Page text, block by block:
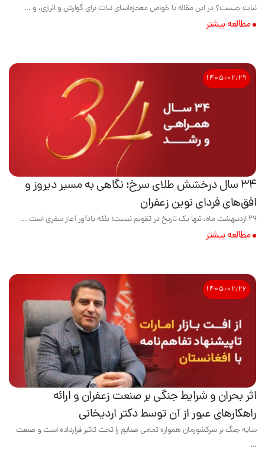
نبات چیست؟ در این مقاله با خواص معجزه‌آسای نبات برای گوارش و انرژی، و ...
مطالعه بیشتر
۱۴۰۵٫۰۲٫۲۹
۳۴ سال درخشش طلای سرخ؛ نگاهی به مسیر دیروز و
افق‌های فردای نوین زعفران
۲۹ اردیبهشت ماه، تنها یک تاریخ در تقویم نیست؛ بلکه یادآور آغاز سفری است ...
مطالعه بیشتر
۱۴۰۵٫۰۲٫۲۶
اثر بحران و شرایط جنگی بر صنعت زعفران و ارائه
راهکارهای عبور از آن توسط دکتر اردیخانی
سایه جنگ بر سرکشورمان همواره تمامی صنایع را تحت تاثیر قرارداده است و صنعت
...